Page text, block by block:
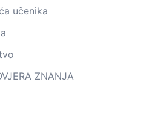
učenika
ZNANJA